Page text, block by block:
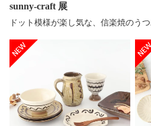
sunny-craft 展
ドット模様が楽し気な、信楽焼のうつ